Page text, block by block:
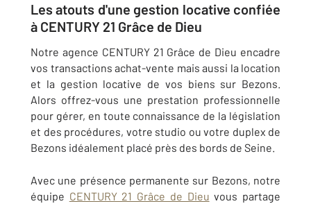
Les atouts d'une gestion locative confiée
à CENTURY 21 Grâce de Dieu
Notre agence CENTURY 21 Grâce de Dieu encadre
vos transactions achat-vente mais aussi la location
et la gestion locative de vos biens sur Bezons.
Alors offrez-vous une prestation professionnelle
pour gérer, en toute connaissance de la législation
et des procédures, votre studio ou votre duplex de
Bezons idéalement placé près des bords de Seine.
Avec une présence permanente sur Bezons, notre
équipe CENTURY 21 Grâce de Dieu vous partage